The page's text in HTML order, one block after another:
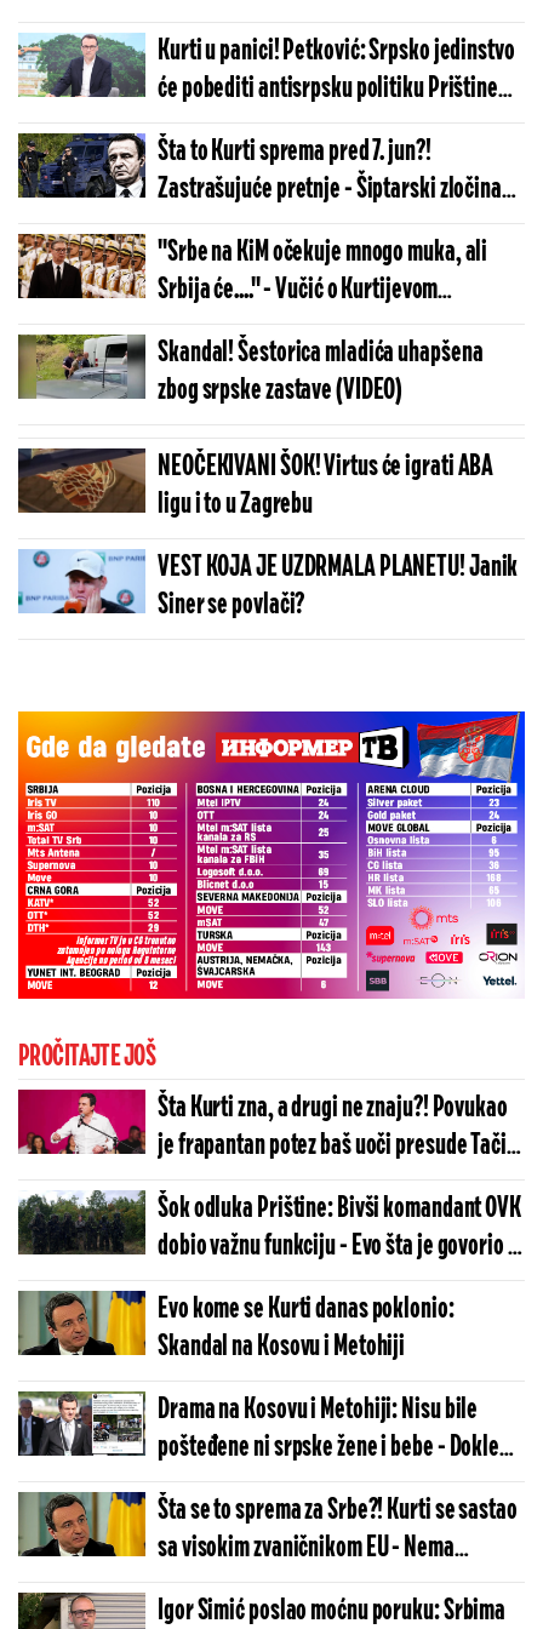
Kurti u panici! Petković: Srpsko jedinstvo
će pobediti antisrpsku politiku Prištine
(FOTO)
Šta to Kurti sprema pred 7. jun?!
Zastrašujuće pretnje - Šiptarski zločinac
sve agresivniji
''Srbe na KiM očekuje mnogo muka, ali
Srbija će....'' - Vučić o Kurtijevom
preuzimanju stanica
Skandal! Šestorica mladića uhapšena
zbog srpske zastave (VIDEO)
NEOČEKIVANI ŠOK! Virtus će igrati ABA
ligu i to u Zagrebu
VEST KOJA JE UZDRMALA PLANETU! Janik
Siner se povlači?
PROČITAJTE JOŠ
Šta Kurti zna, a drugi ne znaju?! Povukao
je frapantan potez baš uoči presude Tačiju
u Hagu
Šok odluka Prištine: Bivši komandant OVK
dobio važnu funkciju - Evo šta je govorio o
Srbima
Evo kome se Kurti danas poklonio:
Skandal na Kosovu i Metohiji
Drama na Kosovu i Metohiji: Nisu bile
pošteđene ni srpske žene i bebe - Dokle
više?!
Šta se to sprema za Srbe?! Kurti se sastao
sa visokim zvaničnikom EU - Nema
povratka...
Igor Simić poslao moćnu poruku: Srbima